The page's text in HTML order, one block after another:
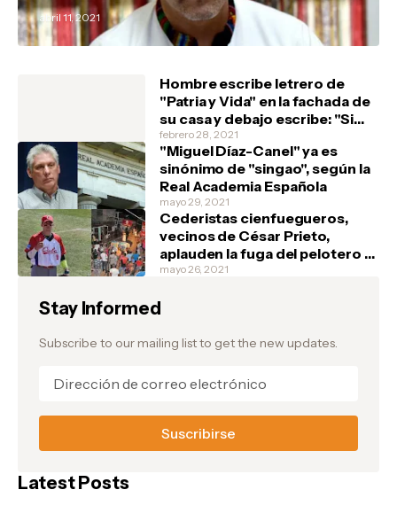
abril 11, 2021
Hombre escribe letrero de
"Patria y Vida" en la fachada de
su casa y debajo escribe: "Si
tienen, un marfilito por favor"
febrero 28, 2021
"Miguel Díaz-Canel" ya es
sinónimo de "singao", según la
Real Academia Española
mayo 29, 2021
Cederistas cienfuegueros,
vecinos de César Prieto,
aplauden la fuga del pelotero y
festejan en la barriada de Junco
mayo 26, 2021
Stay Informed
Subscribe to our mailing list to get the new updates.
Latest Posts